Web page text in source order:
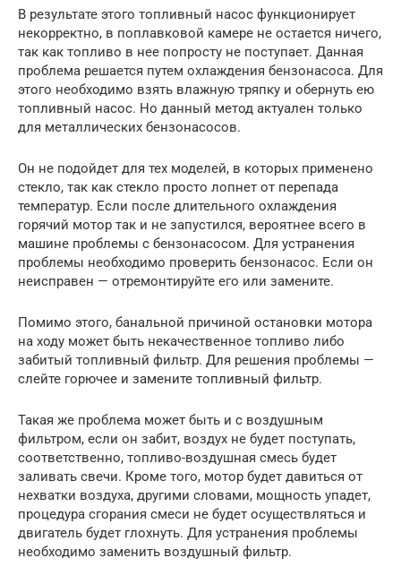
В результате этого топливный насос функционирует
некорректно, в поплавковой камере не остается ничего,
так как топливо в нее попросту не поступает. Данная
проблема решается путем охлаждения бензонасоса. Для
этого необходимо взять влажную тряпку и обернуть ею
топливный насос. Но данный метод актуален только
для металлических бензонасосов.
Он не подойдет для тех моделей, в которых применено
стекло, так как стекло просто лопнет от перепада
температур. Если после длительного охлаждения
горячий мотор так и не запустился, вероятнее всего в
машине проблемы с бензонасосом. Для устранения
проблемы необходимо проверить бензонасос. Если он
неисправен — отремонтируйте его или замените.
Помимо этого, банальной причиной остановки мотора
на ходу может быть некачественное топливо либо
забитый топливный фильтр. Для решения проблемы —
слейте горючее и замените топливный фильтр.
Такая же проблема может быть и с воздушным
фильтром, если он забит, воздух не будет поступать,
соответственно, топливо-воздушная смесь будет
заливать свечи. Кроме того, мотор будет давиться от
нехватки воздуха, другими словами, мощность упадет,
процедура сгорания смеси не будет осуществляться и
двигатель будет глохнуть. Для устранения проблемы
необходимо заменить воздушный фильтр.